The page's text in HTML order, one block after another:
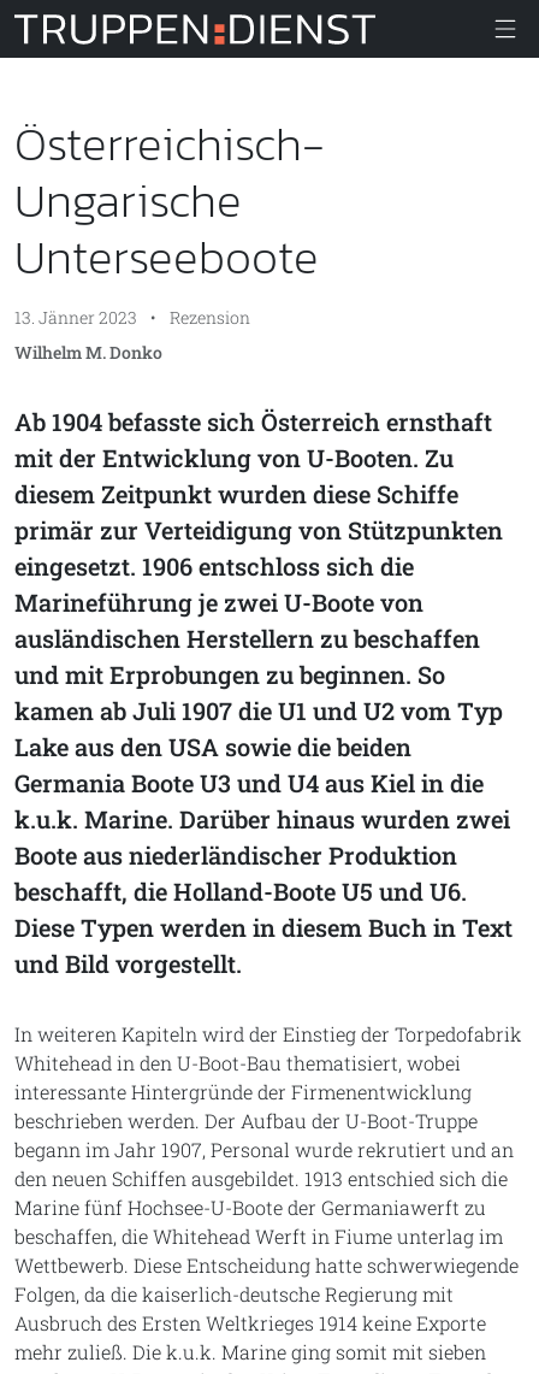
Truppendienst
Österreichisch-
Ungarische
Unterseeboote
13. Jänner 2023 •
Rezension
Wilhelm M. Donko
Ab 1904 befasste sich Österreich ernsthaft
mit der Entwicklung von U-Booten. Zu
diesem Zeitpunkt wurden diese Schiffe
primär zur Verteidigung von Stützpunkten
eingesetzt. 1906 entschloss sich die
Marineführung je zwei U-Boote von
ausländischen Herstellern zu beschaffen
und mit Erprobungen zu beginnen. So
kamen ab Juli 1907 die U1 und U2 vom Typ
Lake aus den USA sowie die beiden
Germania Boote U3 und U4 aus Kiel in die
k.u.k. Marine. Darüber hinaus wurden zwei
Boote aus niederländischer Produktion
beschafft, die Holland-Boote U5 und U6.
Diese Typen werden in diesem Buch in Text
und Bild vorgestellt.
In weiteren Kapiteln wird der Einstieg der Torpedofabrik
Whitehead in den U-Boot-Bau thematisiert, wobei
interessante Hintergründe der Firmenentwicklung
beschrieben werden. Der Aufbau der U-Boot-Truppe
begann im Jahr 1907, Personal wurde rekrutiert und an
den neuen Schiffen ausgebildet. 1913 entschied sich die
Marine fünf Hochsee-U-Boote der Germaniawerft zu
beschaffen, die Whitehead Werft in Fiume unterlag im
Wettbewerb. Diese Entscheidung hatte schwerwiegende
Folgen, da die kaiserlich-deutsche Regierung mit
Ausbruch des Ersten Weltkrieges 1914 keine Exporte
mehr zuließ. Die k.u.k. Marine ging somit mit sieben